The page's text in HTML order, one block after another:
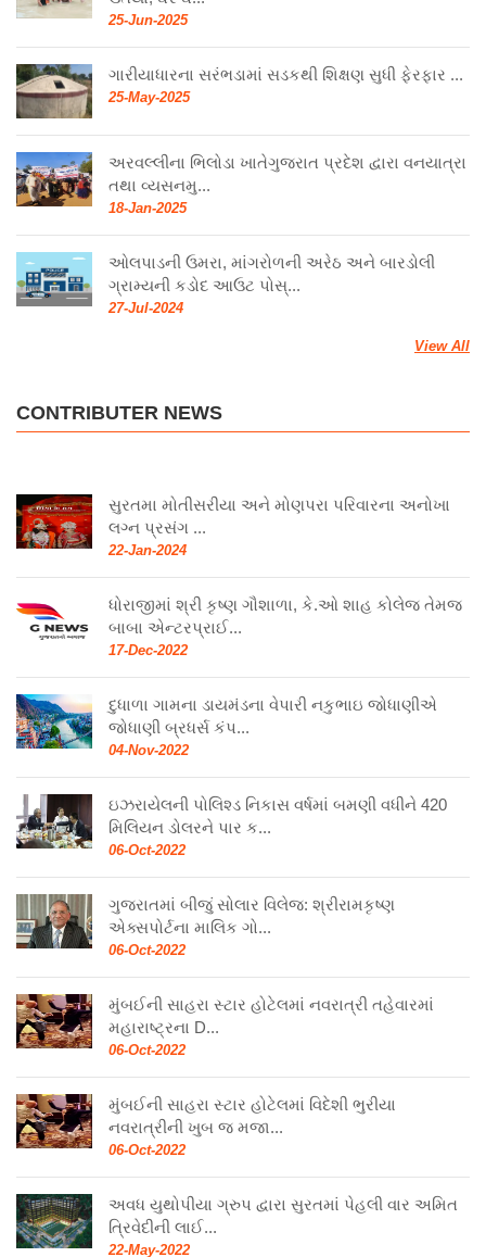
25-Jun-2025
ગારીયાધારના સરંભડામાં સડકથી શિક્ષણ સુધી ફેરફાર ...
25-May-2025
અરવલ્લીના ભિલોડા ખાતેગુજરાત પ્રદેશ દ્વારા વનયાત્રા
તથા વ્યસનમુ...
18-Jan-2025
ઓલપાડની ઉમરા, માંગરોળની અરેઠ અને બારડોલી
ગ્રામ્યની કડોદ આઉટ પોસ્...
27-Jul-2024
View All
CONTRIBUTER NEWS
સુરતમા મોતીસરીયા અને મોણપરા પરિવારના અનોખા
લગ્ન પ્રસંગ ...
22-Jan-2024
ધોરાજીમાં શ્રી કૃષ્ણ ગૌશાળા, કે.ઓ શાહ કોલેજ તેમજ
બાબા એન્ટરપ્રાઈ...
17-Dec-2022
દુધાળા ગામના ડાયમંડના વેપારી નકુભાઇ જોધાણીએ
જોધાણી બ્રધર્સ કંપ...
04-Nov-2022
ઇઝરાયેલની પોલિશ્ડ નિકાસ વર્ષમાં બમણી વધીને 420
મિલિયન ડોલરને પાર ક...
06-Oct-2022
ગુજરાતમાં બીજું સોલાર વિલેજ: શ્રીરામકૃષ્ણ
એક્સપોર્ટના માલિક ગો...
06-Oct-2022
મુંબઈની સાહરા સ્ટાર હોટેલમાં નવરાત્રી તહેવારમાં
મહારાષ્ટ્રના D...
06-Oct-2022
મુંબઈની સાહરા સ્ટાર હોટેલમાં વિદેશી ભુરીયા
નવરાત્રીની ખુબ જ મજા...
06-Oct-2022
અવધ યુથોપીયા ગ્રુપ દ્વારા સુરતમાં પેહલી વાર અમિત
ત્રિવેદીની લાઈ...
22-May-2022